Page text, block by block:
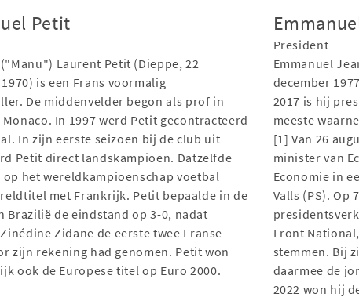
Petit
Laurent Petit (Dieppe, 22
is een Frans voormalig
De middenvelder begon als prof in
Monaco. In 1997 werd Petit gecontracteerd
In zijn eerste seizoen bij de club uit
Petit direct landskampioen. Datzelfde
op het wereldkampioenschap voetbal
met Frankrijk. Petit bepaalde in de
Brazilië de eindstand op 3-0, nadat
Zidane de eerste twee Franse
zijn rekening had genomen. Petit won
ook de Europese titel op Euro 2000.
President
Emmanuel
december
2017 is hij
meeste
[1] Van 26
minister van
Economie in
Valls (PS). Op
Front
stemmen. Bij
daarmee de
2022 won hij